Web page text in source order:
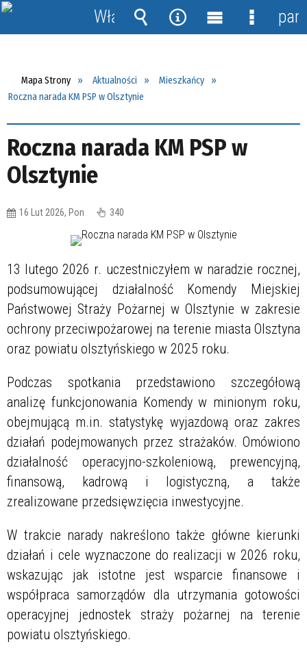
Mapa Strony Aktualności
Mieszkańcy
Roczna narada KM PSP w Olsztynie
Roczna narada KM PSP w
Olsztynie
16 Lut 2026, Pon 340
13 lutego 2026 r. uczestniczyłem w naradzie rocznej,
podsumowującej działalność Komendy Miejskiej
Państwowej Straży Pożarnej w Olsztynie w zakresie
ochrony przeciwpożarowej na terenie miasta Olsztyna
oraz powiatu olsztyńskiego w 2025 roku.
Podczas spotkania przedstawiono szczegółową
analizę funkcjonowania Komendy w minionym roku,
obejmującą m.in. statystykę wyjazdową oraz zakres
działań podejmowanych przez strażaków. Omówiono
działalność operacyjno-szkoleniową, prewencyjną,
finansową, kadrową i logistyczną, a także
zrealizowane przedsięwzięcia inwestycyjne.
W trakcie narady nakreślono także główne kierunki
działań i cele wyznaczone do realizacji w 2026 roku,
wskazując jak istotne jest wsparcie finansowe i
współpraca samorządów dla utrzymania gotowości
operacyjnej jednostek straży pożarnej na terenie
powiatu olsztyńskiego.
Włącz
powiadomienia
Wyszukiwarka
Narzędzia
MenuMenu